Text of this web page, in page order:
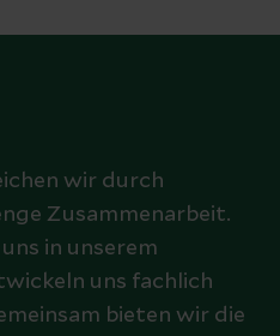
wir durch
Zusammenarbeit.
in unserem
uns fachlich
bieten wir die